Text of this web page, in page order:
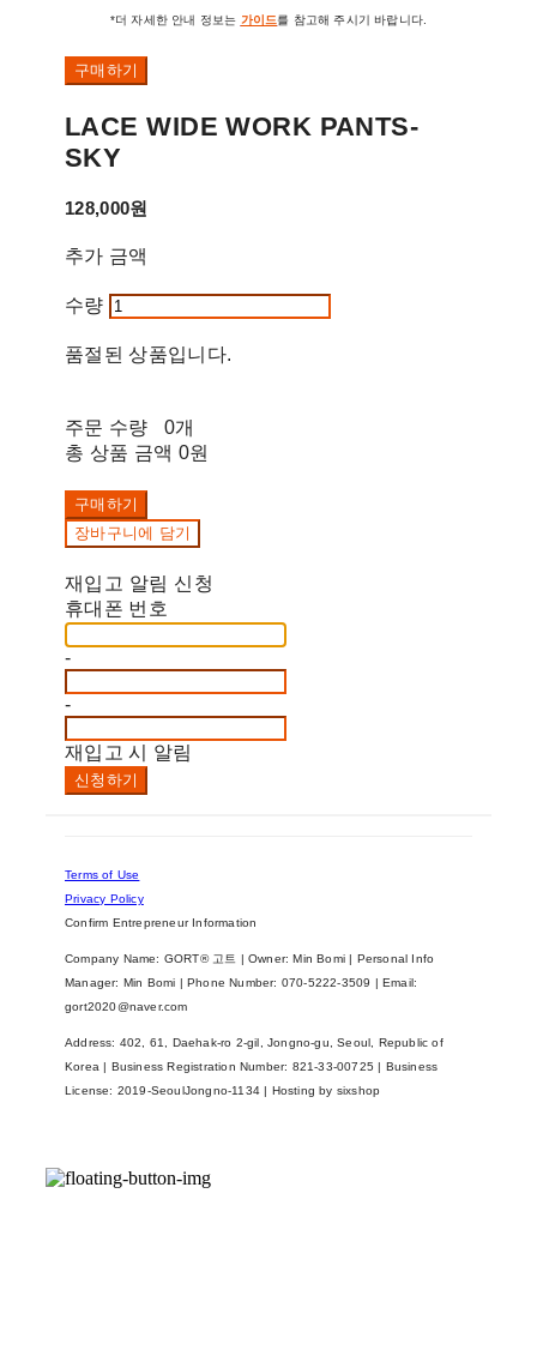
*더 자세한 안내 정보는 가이드를 참고해 주시기 바랍니다.
구매하기
LACE WIDE WORK PANTS-
SKY
128,000원
추가 금액
수량
품절된 상품입니다.
주문 수량
0개
총 상품 금액 0원
구매하기
장바구니에 담기
재입고 알림 신청
휴대폰 번호
-
-
재입고 시 알림
신청하기
Terms of Use
Privacy Policy
Confirm Entrepreneur Information
Company Name: GORT® 고트 | Owner: Min Bomi | Personal Info
Manager: Min Bomi | Phone Number: 070-5222-3509 | Email:
gort2020@naver.com
Address: 402, 61, Daehak-ro 2-gil, Jongno-gu, Seoul, Republic of
Korea | Business Registration Number: 821-33-00725 | Business
License: 2019-SeoulJongno-1134 | Hosting by sixshop